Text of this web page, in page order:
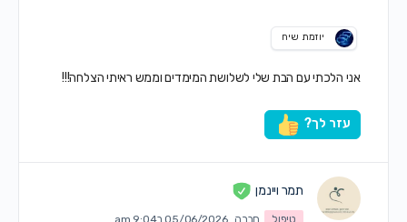
יוזמת שיח
אני הלכתי עם הבת שלי לשלושת המימדים וממש ראיתי הצלחה!!!
עזר לך?
תמר ויינמן
טיפול חברה 05/06/2026 ב9:04 am